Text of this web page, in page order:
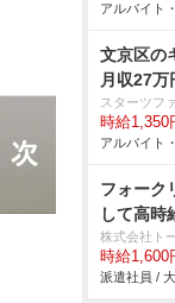
アルバイト
文京区の
月収27万
スターツフ
時給1,350
アルバイト
フォーク
して高時
株式会社ト
時給1,600
派遣社員 /